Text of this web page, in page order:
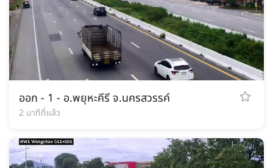
ออก - 1 - อ.พยุหะคีรี จ.นครสวรรค์
2 นาทีที่แล้ว